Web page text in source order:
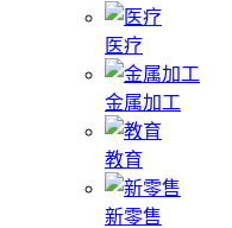
医疗
金属加工
教育
新零售